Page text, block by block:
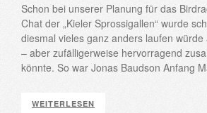
Schon bei unserer Planung für das
Chat der „Kieler Sprossigallen“ wurde
diesmal vieles ganz anders laufen würde
– aber zufälligerweise hervorragend
könnte. So war Jonas Baudson Anfang
WEITERLESEN